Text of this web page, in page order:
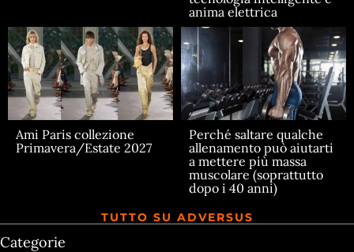
anima elettrica
Ami Paris collezione
Primavera/Estate 2027
Perché saltare qualche
allenamento può aiutarti
a mettere più massa
muscolare (soprattutto
dopo i 40 anni)
TUTTO SU ADVERSUS
Categorie